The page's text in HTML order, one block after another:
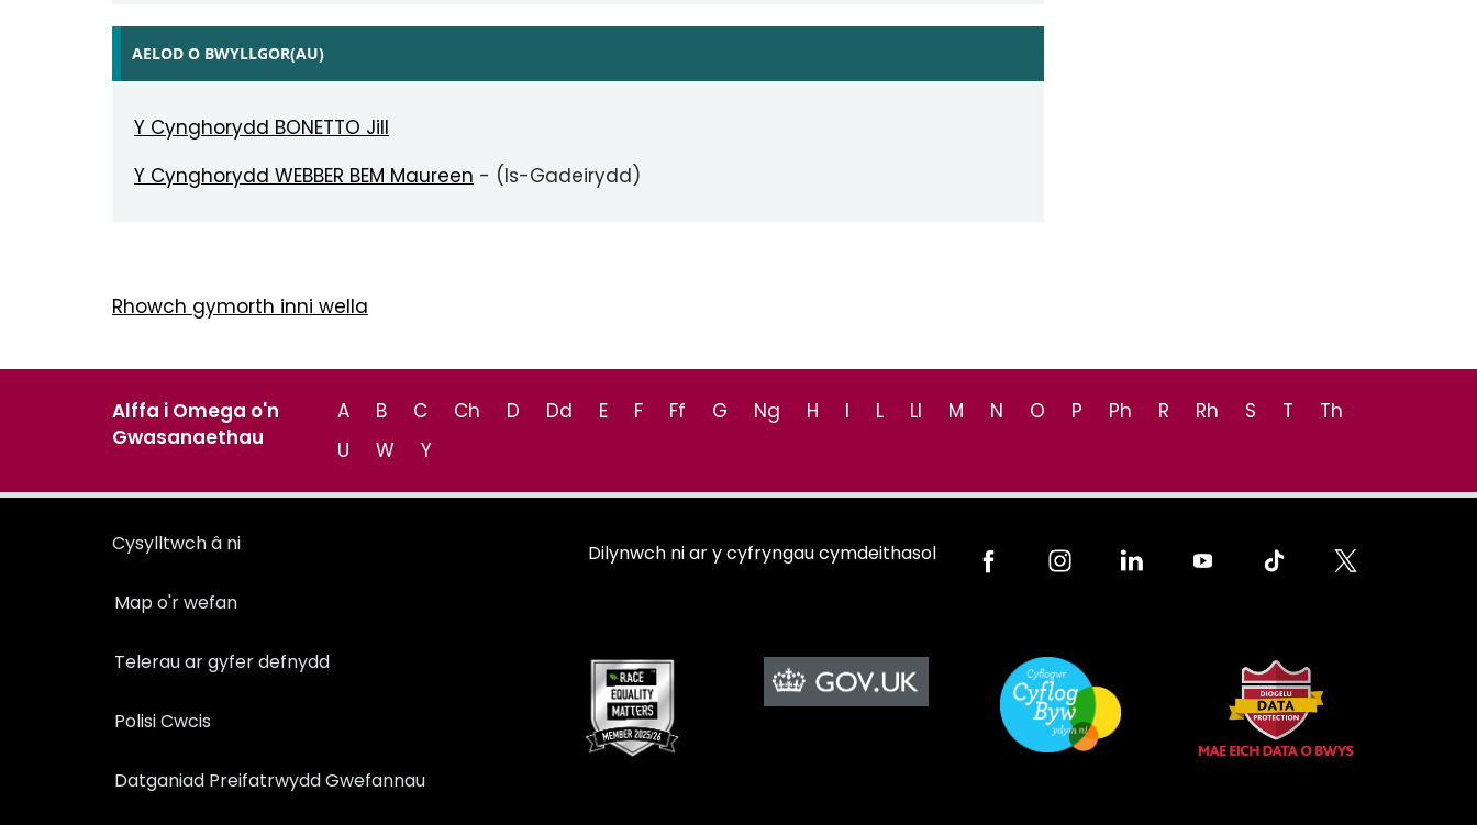
AELOD O BWYLLGOR(AU)
Y Cynghorydd BONETTO Jill
Y Cynghorydd WEBBER BEM Maureen - (Is-Gadeirydd)
Rhowch gymorth inni wella
Alffa i Omega o'n
Gwasanaethau
A B C Ch D Dd E F Ff G Ng H I L Ll M N O P Ph R Rh S T
Th
U
W Y
Cysylltwch â ni
Map o'r wefan
Telerau ar gyfer defnydd
Polisi Cwcis
Datganiad Preifatrwydd Gwefannau
Dilynwch ni ar y cyfryngau cymdeithasol